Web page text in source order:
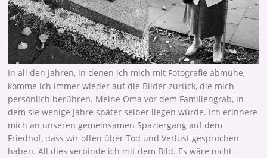
In all den Jahren, in denen ich mich mit Fotografie abmühe,
komme ich immer wieder auf die Bilder zurück, die mich
persönlich berühren. Meine Oma vor dem Familiengrab, in
dem sie wenige Jahre später selber liegen würde. Ich erinnere
mich an unseren gemeinsamen Spaziergang auf dem
Friedhof, dass wir offen über Tod und Verlust gesprochen
haben. All dies verbinde ich mit dem Bild. Es wäre nicht